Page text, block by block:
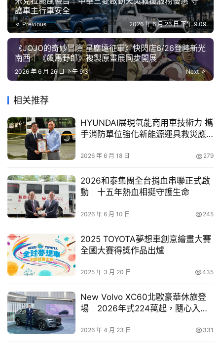
古
車
行
百
大
中
古
車
買
車
幫
忙
跨
界
玩
C
A
R
(詳情請見SYM官網 ) （限台灣本島）
活動時間 : 2026/6/27 – 2026/7/15(購車優惠以車輛領牌
日期為準)，並依官網公告活動結束日為準。
活動區域：台灣本島SYM據點。
1.      SYM經銷服務門市技師，判定災損車輛给予優惠。
2.      限台灣本島之SYM經銷門市技師判定，該車上述零件
是因『水災泡水』而造成受損，且於上述所指定經銷門市維
修，則享該指定零件8折優惠(不含工資)與購車汰舊優惠。
3.      機關車、特販車、網購及大賣場車不適用。
4.      政府汰舊換新貨物稅減免 4,000 元，以政府公告為
準。
5.      汰舊換新再加碼之優惠與國稅局貨物稅汰舊換新補助
4,000元申請條件一致，除條件符合並需向國稅局提出申
請，得享有汰舊換新再加碼之優惠。
6.      SYM保有各項内容解釋權利。
護車主行車安全
Previous 2026 年 6 月 26 日 下午 9:09
《JOJO的奇妙冒險 星塵遠征軍》快閃店6/26登陸新光
南西｜《飆馬野郎》複製原畫展同步開展
Next
2026 年 6 月 26 日 下午 9:31
相关推荐
HYUNDAI展現氫能商用車技術力 攜
手消防單位強化新能源運具救災應
2026 年 6 月 18 日 279
2026和泰集團全台捐血串聯正式啟
動｜十五年熱血相挺守護生命
2026 年 6 月 10 日 245
2025 TOYOTA夢想車創意繪畫大賽
全國大賽得獎作品出爐
2025 年 3 月 20 日 435
New Volvo XC60北歐豪華休旅登
場｜2026年式224萬起，隨心入主
2026 年 4 月 23 日 331